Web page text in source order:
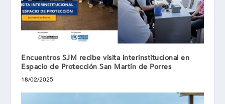
Encuentros SJM recibe visita interinstitucional en
Espacio de Protección San Martín de Porres
18/02/2025